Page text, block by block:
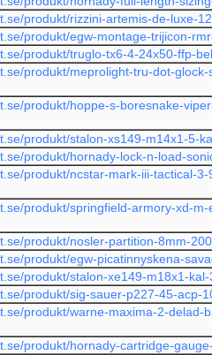
produkt/rizzini-artemis-de-luxe-
produkt/egw-montage-trijicon-
produkt/truglo-tx6-4-24x50-ffp-
produkt/meprolight-tru-dot-
produkt/hoppe-s-boresnake-
produkt/stalon-xs149-m14x1-5-
produkt/hornady-lock-n-load-
produkt/ncstar-mark-iii-tactical-
produkt/springfield-armory-xd-
produkt/nosler-partition-8mm-
produkt/egw-picatinnyskena-
produkt/stalon-xe149-m18x1-
produkt/sig-sauer-p227-45-acp-
produkt/warne-maxima-2-delad-
produkt/hornady-cartridge-